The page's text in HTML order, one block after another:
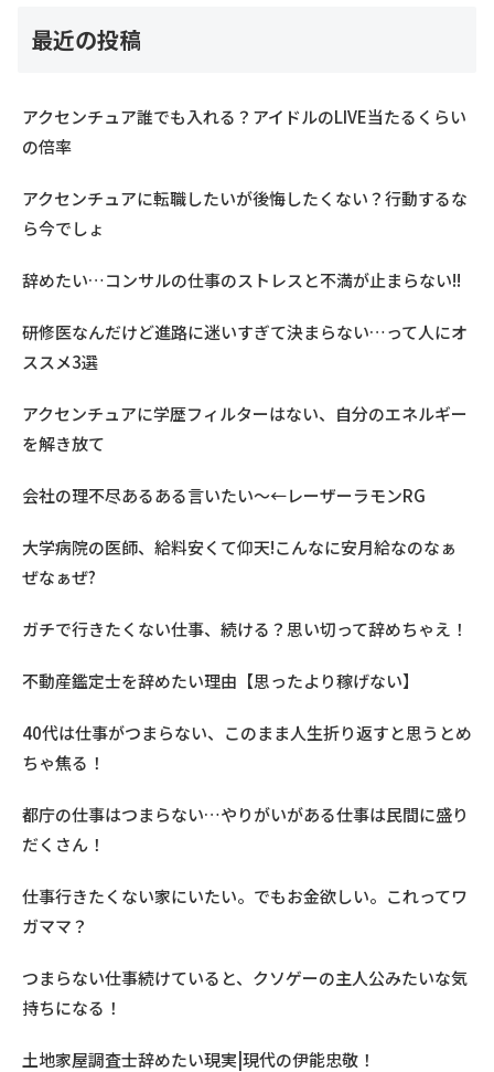
最近の投稿
アクセンチュア誰でも入れる？アイドルのLIVE当たるくらい
の倍率
アクセンチュアに転職したいが後悔したくない？行動するな
ら今でしょ
辞めたい…コンサルの仕事のストレスと不満が止まらない!!
研修医なんだけど進路に迷いすぎて決まらない…って人にオ
ススメ3選
アクセンチュアに学歴フィルターはない、自分のエネルギー
を解き放て
会社の理不尽あるある言いたい～←レーザーラモンRG
大学病院の医師、給料安くて仰天!こんなに安月給なのなぁ
ぜなぁぜ?
ガチで行きたくない仕事、続ける？思い切って辞めちゃえ！
不動産鑑定士を辞めたい理由【思ったより稼げない】
40代は仕事がつまらない、このまま人生折り返すと思うとめ
ちゃ焦る！
都庁の仕事はつまらない…やりがいがある仕事は民間に盛り
だくさん！
仕事行きたくない家にいたい。でもお金欲しい。これってワ
ガママ？
つまらない仕事続けていると、クソゲーの主人公みたいな気
持ちになる！
土地家屋調査士辞めたい現実|現代の伊能忠敬！